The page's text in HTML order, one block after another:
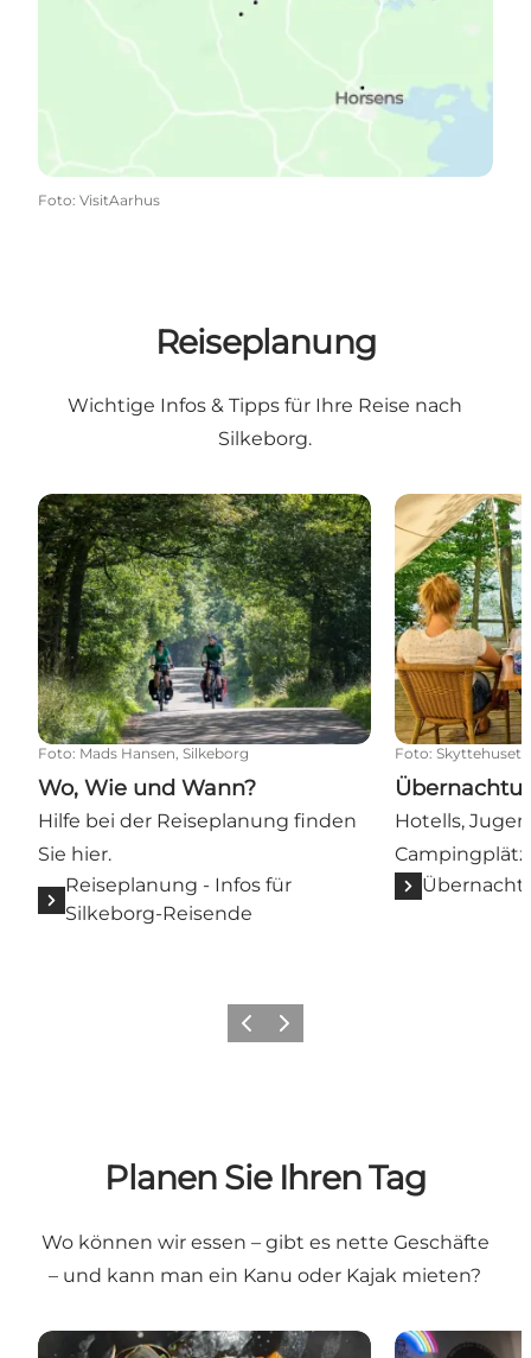
Foto: VisitAarhus
Reiseplanung
Wichtige Infos & Tipps für Ihre Reise nach
Silkeborg.
Wo, Wie und Wann?
Foto: Mads Hansen, Silkeborg
Wo, Wie und Wann?
Hilfe bei der Reiseplanung finden
Sie hier.
Reiseplanung - Infos für
Silkeborg-Reisende
Foto:
Hotells,
ZurückWeiter
Planen Sie Ihren Tag
Wo können wir essen – gibt es nette Geschäfte
– und kann man ein Kanu oder Kajak mieten?
Essen und Trinken in Silkeborg Shopping in